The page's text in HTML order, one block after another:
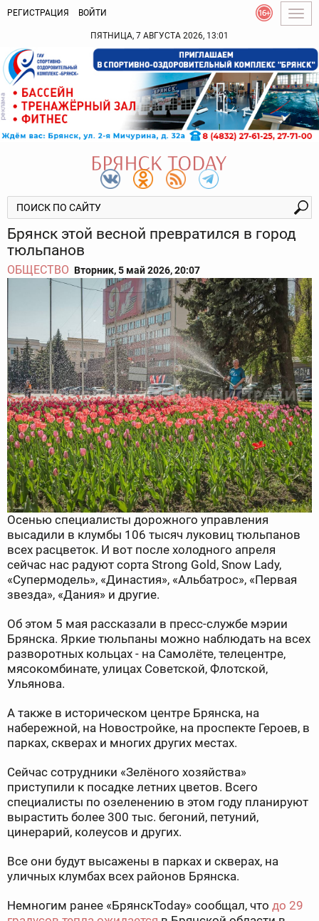
РЕГИСТРАЦИЯ ВОЙТИ
ПЯТНИЦА, 7 АВГУСТА 2026, 13:01
Брянск этой весной превратился в город
тюльпанов
ОБЩЕСТВО Вторник, 5 май 2026, 20:07
Осенью специалисты дорожного управления
высадили в клумбы 106 тысяч луковиц тюльпанов
всех расцветок. И вот после холодного апреля
сейчас нас радуют сорта Strong Gold, Snow Lady,
«Супермодель», «Династия», «Альбатрос», «Первая
звезда», «Дания» и другие.
Об этом 5 мая рассказали в пресс-службе мэрии
Брянска. Яркие тюльпаны можно наблюдать на всех
разворотных кольцах - на Самолёте, телецентре,
мясокомбинате, улицах Советской, Флотской,
Ульянова.
А также в историческом центре Брянска, на
набережной, на Новостройке, на проспекте Героев, в
парках, скверах и многих других местах.
Сейчас сотрудники «Зелёного хозяйства»
приступили к посадке летних цветов. Всего
специалисты по озеленению в этом году планируют
вырастить более 300 тыс. бегоний, петуний,
цинерарий, колеусов и других.
Все они будут высажены в парках и скверах, на
уличных клумбах всех районов Брянска.
Немногим ранее «БрянскToday» сообщал, что до 29